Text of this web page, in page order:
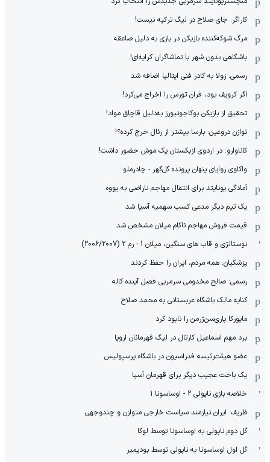
کاراگر: جای صلاح در لیگ ترکیه نیست!
مرگ شوکه‌کننده بازیکن در بازی به دلیل صاعقه
باشگاهی بدون شهر با تماشاگران کرایه‌ای!
رسمی: زولا به کادر فنی ایتالیا اضافه شد
اگر کرویف بود، فران تورس را اخراج می‌کرد!
تحقیق از بازیکن بوکاجونیورز به‌دلیل قاچاق مواد!
توازن دروغین: بارسا بیشتر از رئال خرج کرده؟!
کاناوارو: در اردوی ازبکستان یک موش حضور داشت!
واکاوی زوایای پنهان پرونده گل‌گهر - چادرملو
آمادگی یونایتد برای انتقال مهاجم ناراضی به یووه
یک تیم دیگر مدعی کسب سهمیه آسیا شد
قیمت فروش مهاجم ناکام میلان مشخص شد
نوستالژی و قاب های سنگین، میلان 1 - رم 2 (2006/2007)
پزشکیان: همه مردم، ایران را حفظ کردند
رسمی: صالح مخدومی سرمربی فصل آینده کاله
کنایه مالک باشگاه عربستانی به محمد صلاح
مایورکا پاری‌سن‌ژرمن را نابود کرد
برد مهم اسماعیل کارتال در لیگ قهرمانان اروپا
عضو هیئت‌رئیسه فدراسیون در باشگاه پرسپولیس
یک باخت عجیب دیگر برای قهرمان آسیا
خلاصه بازی ناپولی 2 - اوساسونا 1
ظریف: ایران نیازمند سیاست خارجی متوازن و چندوجهی
گل دوم ناپولی به اوساسونا توسط لوکا
گل اول اوساسونا به ناپولی توسط بودیمیر